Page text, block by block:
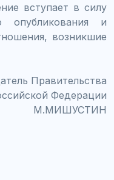
вступает в силу
и
возникшие
Правительства
Федерации
М.МИШУСТИН